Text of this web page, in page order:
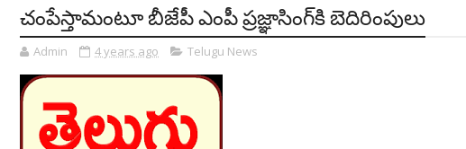
చంపేస్తామంటూ బీజేపీ ఎంపీ ప్రజ్ఞాసింగ్‌కి బెదిరింపులు
Admin 4 years ago Telugu News